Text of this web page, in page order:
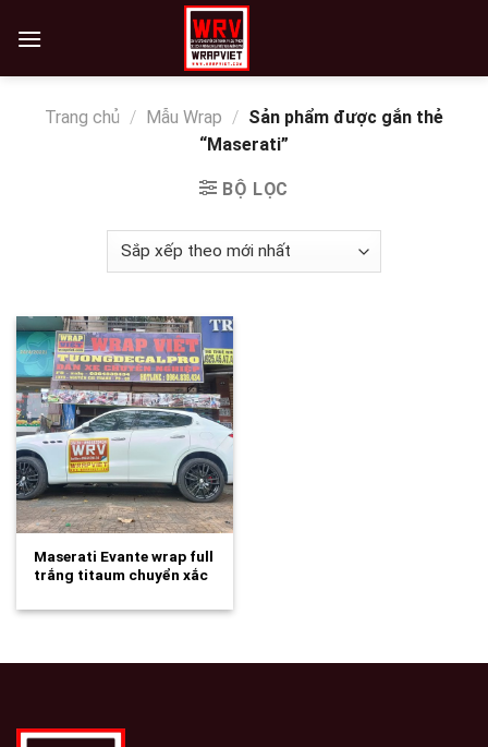
Trang chủ / Mẫu Wrap / Sản phẩm được gắn thẻ
“Maserati”
BỘ LỌC
Maserati Evante wrap full
trắng titaum chuyển xắc